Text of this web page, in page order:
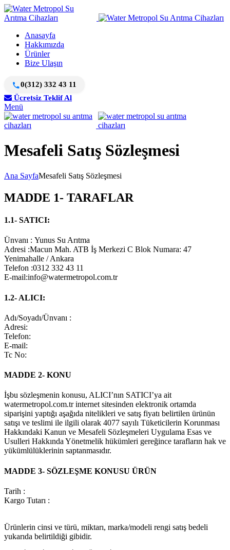
Anasayfa
Hakkımızda
Ürünler
Bize Ulaşın
0(312) 332 43 11
Ücretsiz Teklif Al
Menü
Mesafeli Satış Sözleşmesi
Ana SayfaMesafeli Satış Sözleşmesi
MADDE 1- TARAFLAR
1.1- SATICI:
Ünvanı : Yunus Su Arıtma
Adresi :Macun Mah. ATB İş Merkezi C Blok Numara: 47
Yenimahalle / Ankara
Telefon :0312 332 43 11
E-mail:info@watermetropol.com.tr
1.2- ALICI:
Adı/Soyadı/Ünvanı :
Adresi:
Telefon:
E-mail:
Tc No:
MADDE 2- KONU
İşbu sözleşmenin konusu, ALICI’nın SATICI’ya ait
watermetropol.com.tr internet sitesinden elektronik ortamda
siparişini yaptığı aşağıda nitelikleri ve satış fiyatı belirtilen ürünün
satışı ve teslimi ile ilgili olarak 4077 sayılı Tüketicilerin Korunması
Hakkındaki Kanun ve Mesafeli Sözleşmeleri Uygulama Esas ve
Usulleri Hakkında Yönetmelik hükümleri gereğince tarafların hak ve
yükümlülüklerinin saptanmasıdır.
MADDE 3- SÖZLEŞME KONUSU ÜRÜN
Tarih :
Kargo Tutarı :
Ürünlerin cinsi ve türü, miktarı, marka/modeli rengi satış bedeli
yukarıda belirtildiği gibidir.